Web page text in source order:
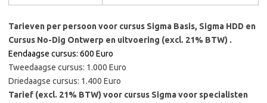
Tarieven per persoon voor cursus Sigma Basis, Sigma HDD en
Cursus No-Dig Ontwerp en uitvoering (excl. 21% BTW) .
Eendaagse cursus: 600 Euro
Tweedaagse cursus: 1.000 Euro
Driedaagse cursus: 1.400 Euro
Tarief (excl. 21% BTW) voor cursus Sigma voor specialisten